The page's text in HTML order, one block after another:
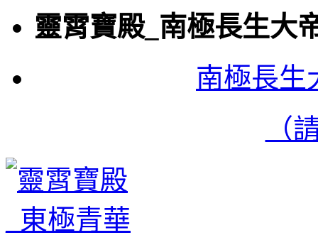
靈霄寶殿_南極長生大
南極長生
（